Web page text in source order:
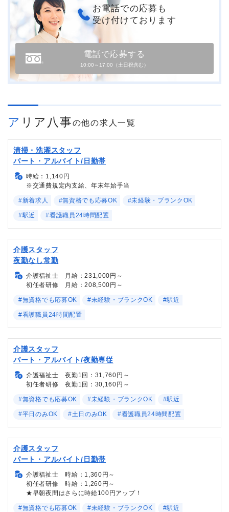
お電話での応募も
受け付けております
電話で応募する
10:00～17:00（土日祝含む）
アリア八事の他の求人一覧
清掃・洗濯スタッフ
パート・アルバイト/日勤帯
時給：1,140円
※交通費規定内支給、年末年始手当
#新着求人 #無資格でも応募OK #未経験・ブランクOK
#駅近 #看護職員24時間配置
介護スタッフ
夜勤なし常勤
介護福祉士 月給：231,000円～
初任者研修 月給：208,500円～
#無資格でも応募OK #未経験・ブランクOK #駅近
#看護職員24時間配置
介護スタッフ
パート・アルバイト/夜勤専従
介護福祉士 夜勤1回：31,760円～
初任者研修 夜勤1回：30,160円～
#無資格でも応募OK #未経験・ブランクOK #駅近
#平日のみOK #土日のみOK #看護職員24時間配置
介護スタッフ
パート・アルバイト/日勤帯
介護福祉士 時給：1,360円～
初任者研修 時給：1,260円～
★早朝夜間はさらに時給100円アップ！
#無資格でも応募OK #未経験・ブランクOK #駅近